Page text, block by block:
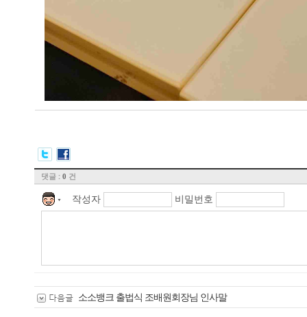
댓글 : 0 건
▼ 작성자 비밀번호
다음글 소소뱅크 출법식 조배원회장님 인사말